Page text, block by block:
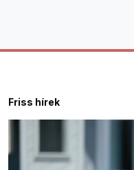
Friss hírek